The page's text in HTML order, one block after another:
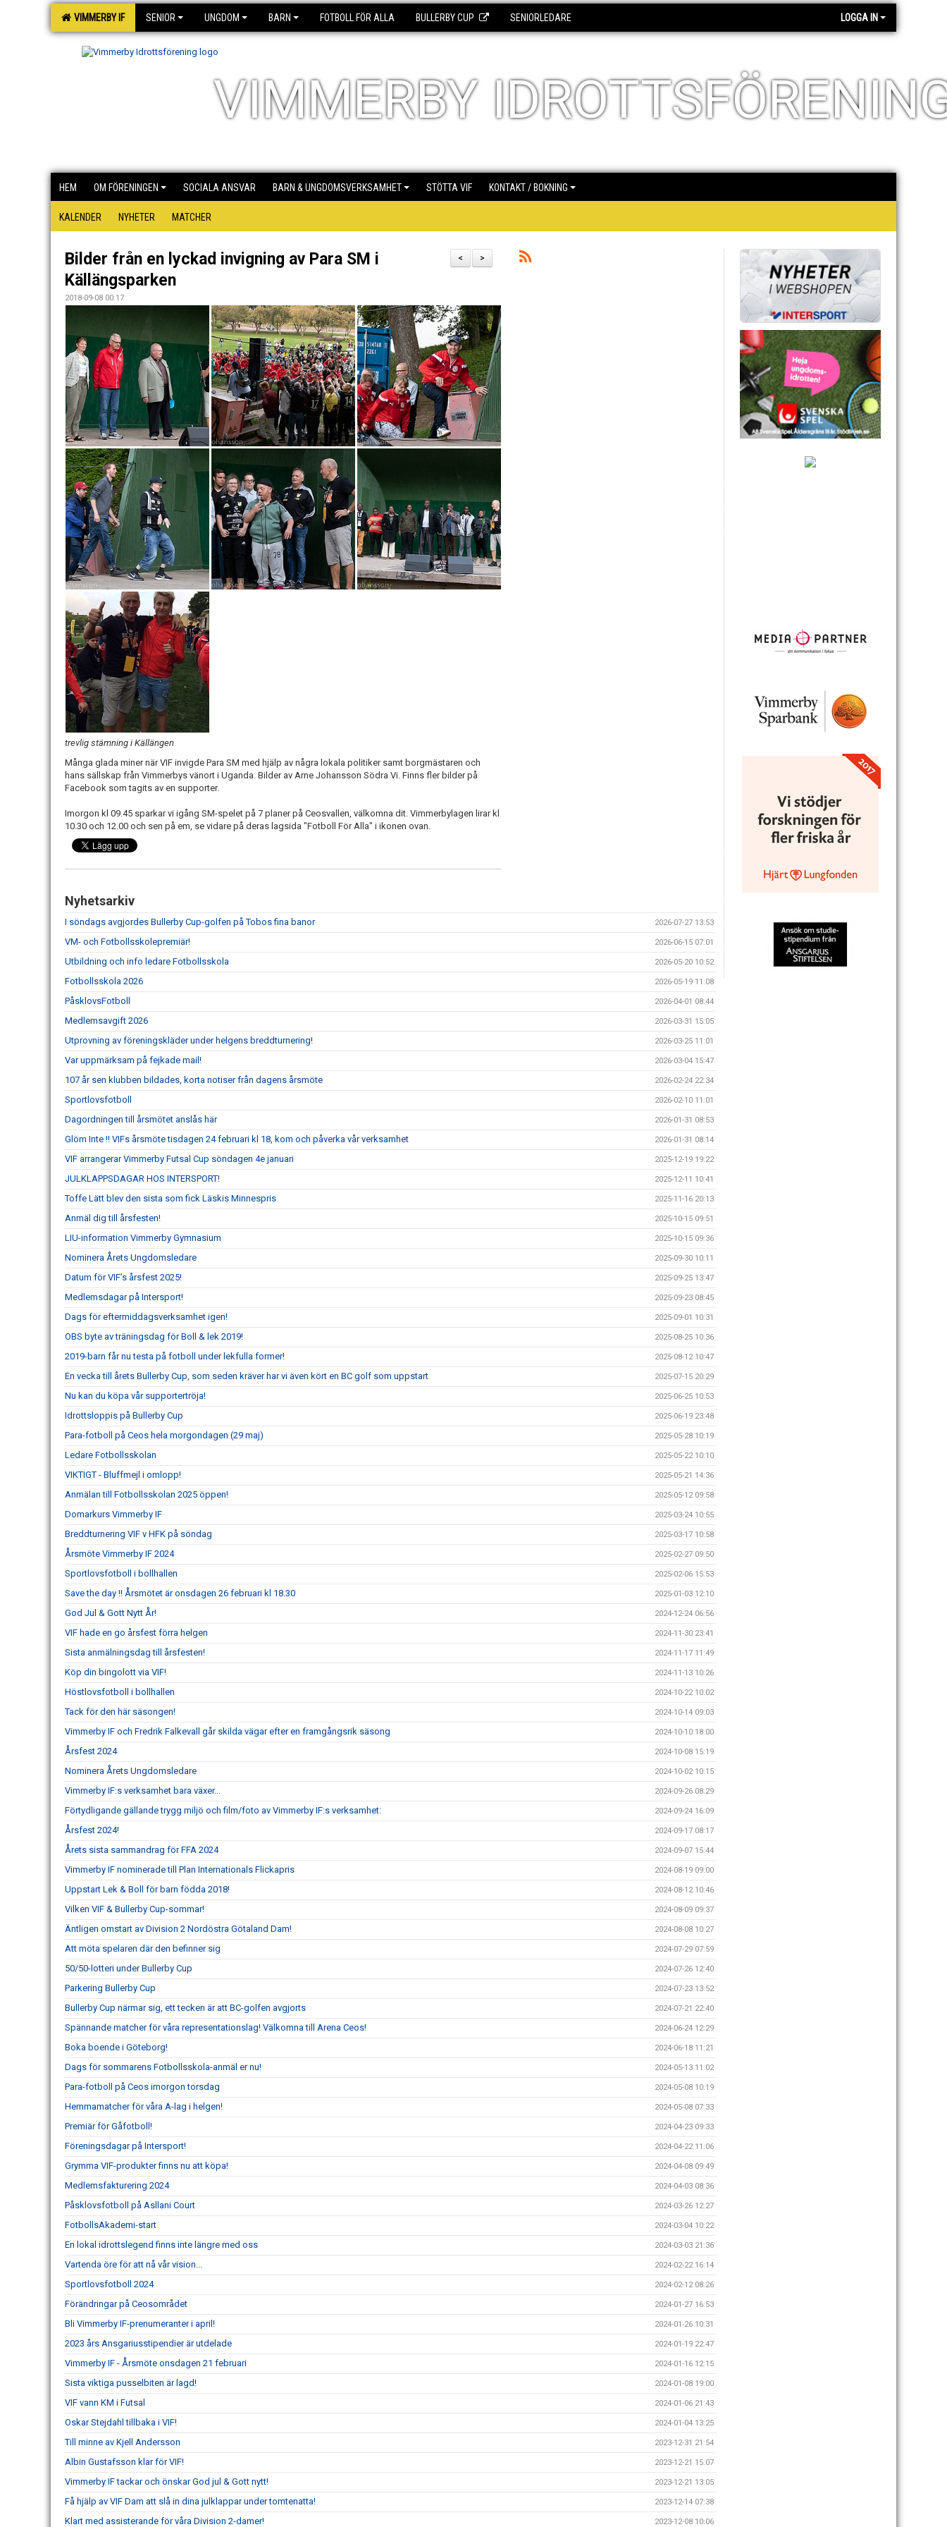
VIMMERBY IF SENIOR UNGDOM BARN FOTBOLL FÖR ALLA BULLERBY CUP SENIORLEDARE LOGGA IN
VIMMERBY
HEM OM FÖRENINGEN SOCIALA ANSVAR BARN & UNGDOMSVERKSAMHET STÖTTA VIF KONTAKT / BOKNING
KALENDER NYHETER MATCHER
>
<
Bilder från en lyckad invigning av Para SM i
Källängsparken
2018-09-08 00:17
trevlig stämning i Källängen
Många glada miner när VIF invigde Para SM med hjälp av några lokala politiker samt borgmästaren och
hans sällskap från Vimmerbys vänort i Uganda. Bilder av Arne Johansson Södra Vi. Finns fler bilder på
Facebook som tagits av en supporter.
Imorgon kl 09.45 sparkar vi igång SM-spelet på 7 planer på Ceosvallen, välkomna dit. Vimmerbylagen lirar kl
10.30 och 12.00 och sen på em, se vidare på deras lagsida "Fotboll För Alla" i ikonen ovan.
Nyhetsarkiv
I söndags avgjordes Bullerby Cup-golfen på Tobos fina banor 2026-07-27 13:53
VM- och Fotbollsskolepremiär! 2026-06-15 07:01
Utbildning och info ledare Fotbollsskola 2026-05-20 10:52
Fotbollsskola 2026 2026-05-19 11:08
PåsklovsFotboll 2026-04-01 08:44
Medlemsavgift 2026 2026-03-31 15:05
Utprovning av föreningskläder under helgens breddturnering! 2026-03-25 11:01
Var uppmärksam på fejkade mail! 2026-03-04 15:47
107 år sen klubben bildades, korta notiser från dagens årsmöte 2026-02-24 22:34
Sportlovsfotboll 2026-02-10 11:01
Dagordningen till årsmötet anslås här 2026-01-31 08:53
Glöm Inte !! VIFs årsmöte tisdagen 24 februari kl 18, kom och påverka vår verksamhet 2026-01-31 08:14
VIF arrangerar Vimmerby Futsal Cup söndagen 4e januari 2025-12-19 19:22
JULKLAPPSDAGAR HOS INTERSPORT! 2025-12-11 10:41
Toffe Lätt blev den sista som fick Läskis Minnespris 2025-11-16 20:13
Anmäl dig till årsfesten! 2025-10-15 09:51
LIU-information Vimmerby Gymnasium 2025-10-15 09:36
Nominera Årets Ungdomsledare 2025-09-30 10:11
Datum för VIF’s årsfest 2025! 2025-09-25 13:47
Medlemsdagar på Intersport! 2025-09-23 08:45
Dags för eftermiddagsverksamhet igen! 2025-09-01 10:31
OBS byte av träningsdag för Boll & lek 2019! 2025-08-25 10:36
2019-barn får nu testa på fotboll under lekfulla former! 2025-08-12 10:47
En vecka till årets Bullerby Cup, som seden kräver har vi även kört en BC golf som uppstart 2025-07-15 20:29
Nu kan du köpa vår supportertröja! 2025-06-25 10:53
Idrottsloppis på Bullerby Cup 2025-06-19 23:48
Para-fotboll på Ceos hela morgondagen (29 maj) 2025-05-28 10:19
Ledare Fotbollsskolan 2025-05-22 10:10
VIKTIGT - Bluffmejl i omlopp! 2025-05-21 14:36
Anmälan till Fotbollsskolan 2025 öppen! 2025-05-12 09:58
Domarkurs Vimmerby IF 2025-03-24 10:55
Breddturnering VIF v HFK på söndag 2025-03-17 10:58
Årsmöte Vimmerby IF 2024 2025-02-27 09:50
Sportlovsfotboll i bollhallen 2025-02-06 15:53
Save the day !! Årsmötet är onsdagen 26 februari kl 18.30 2025-01-03 12:10
God Jul & Gott Nytt År! 2024-12-24 06:56
VIF hade en go årsfest förra helgen 2024-11-30 23:41
Sista anmälningsdag till årsfesten! 2024-11-17 11:49
Köp din bingolott via VIF! 2024-11-13 10:26
Höstlovsfotboll i bollhallen 2024-10-22 10:02
Tack för den här säsongen! 2024-10-14 09:03
Vimmerby IF och Fredrik Falkevall går skilda vägar efter en framgångsrik säsong 2024-10-10 18:00
Årsfest 2024 2024-10-08 15:19
Nominera Årets Ungdomsledare 2024-10-02 10:15
Vimmerby IF:s verksamhet bara växer... 2024-09-26 08:29
Förtydligande gällande trygg miljö och film/foto av Vimmerby IF:s verksamhet: 2024-09-24 16:09
Årsfest 2024! 2024-09-17 08:17
Årets sista sammandrag för FFA 2024 2024-09-07 15:44
Vimmerby IF nominerade till Plan Internationals Flickapris 2024-08-19 09:00
Uppstart Lek & Boll för barn födda 2018! 2024-08-12 10:46
Vilken VIF & Bullerby Cup-sommar! 2024-08-09 09:37
Äntligen omstart av Division 2 Nordöstra Götaland Dam! 2024-08-08 10:27
Att möta spelaren där den befinner sig 2024-07-29 07:59
50/50-lotteri under Bullerby Cup 2024-07-26 12:40
Parkering Bullerby Cup 2024-07-23 13:52
Bullerby Cup närmar sig, ett tecken är att BC-golfen avgjorts 2024-07-21 22:40
Spännande matcher för våra representationslag! Välkomna till Arena Ceos! 2024-06-24 12:29
Boka boende i Göteborg! 2024-06-18 11:21
Dags för sommarens Fotbollsskola-anmäl er nu! 2024-05-13 11:02
Para-fotboll på Ceos imorgon torsdag 2024-05-08 10:19
Hemmamatcher för våra A-lag i helgen! 2024-05-08 07:33
Premiär för Gåfotboll! 2024-04-23 09:33
Föreningsdagar på Intersport! 2024-04-22 11:06
Grymma VIF-produkter finns nu att köpa! 2024-04-08 09:49
Medlemsfakturering 2024 2024-04-03 08:36
Påsklovsfotboll på Asllani Court 2024-03-26 12:27
FotbollsAkademi-start 2024-03-04 10:22
En lokal idrottslegend finns inte längre med oss 2024-03-03 21:36
Vartenda öre för att nå vår vision... 2024-02-22 16:14
Sportlovsfotboll 2024 2024-02-12 08:26
Förändringar på Ceosområdet 2024-01-27 16:53
Bli Vimmerby IF-prenumeranter i april! 2024-01-26 10:31
2023 års Ansgariusstipendier är utdelade 2024-01-19 22:47
Vimmerby IF - Årsmöte onsdagen 21 februari 2024-01-16 12:15
Sista viktiga pusselbiten är lagd! 2024-01-08 19:00
VIF vann KM i Futsal 2024-01-06 21:43
Oskar Stejdahl tillbaka i VIF! 2024-01-04 13:25
Till minne av Kjell Andersson 2023-12-31 21:54
Albin Gustafsson klar för VIF! 2023-12-21 15:07
Vimmerby IF tackar och önskar God jul & Gott nytt! 2023-12-21 13:05
Få hjälp av VIF Dam att slå in dina julklappar under tomtenatta! 2023-12-14 07:38
Klart med assisterande för våra Division 2-damer! 2023-12-08 10:06